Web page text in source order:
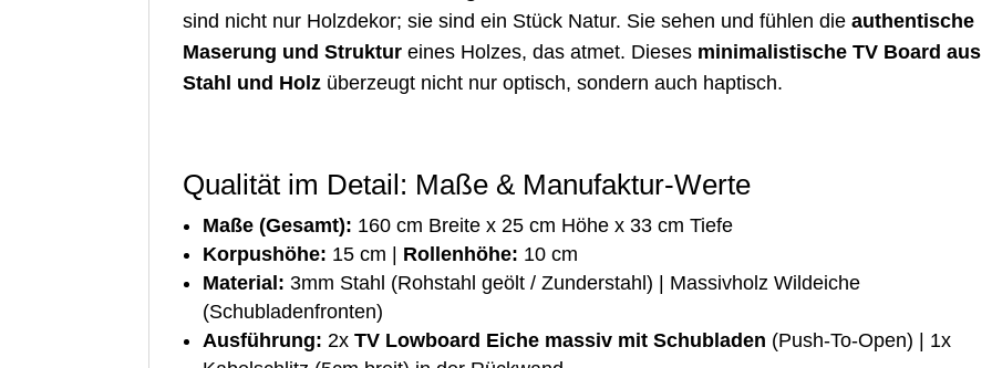
sind nicht nur Holzdekor; sie sind ein Stück Natur. Sie sehen und fühlen dieauthentische
Maserung und Struktur eines Holzes, das atmet. Dieses minimalistische TV Board aus
Stahl und Holz überzeugt nicht nur optisch, sondern auch haptisch.
Qualität im Detail: Maße & Manufaktur-Werte
Maße (Gesamt): 160 cm Breite x 25 cm Höhe x 33 cm Tiefe
Korpushöhe: 15 cm | Rollenhöhe: 10 cm
Material: 3mm Stahl (Rohstahl geölt / Zunderstahl) | Massivholz Wildeiche
(Schubladenfronten)
Ausführung: 2xTV Lowboard Eiche massiv mit Schubladen (Push-To-Open) | 1x